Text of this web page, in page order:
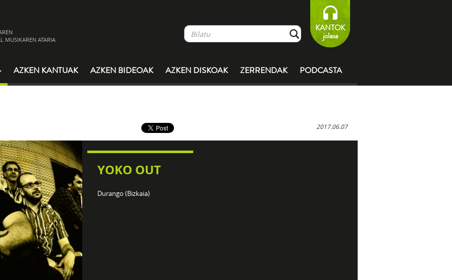
MUSIKAREN ATARIA
KANTOK
jolasa
AZKEN KANTUAK AZKEN BIDEOAK AZKEN DISKOAK ZERRENDAK PODCASTA
2017.06.07
YOKO OUT
Durango (Bizkaia)